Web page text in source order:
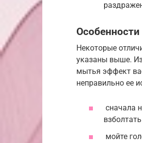
Некоторые
указаны выше.
мытья эффект
неправильно ее
сначала
мойте